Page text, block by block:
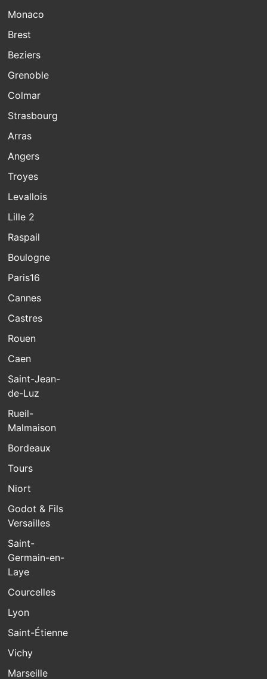
Monaco
Brest
Beziers
Grenoble
Colmar
Strasbourg
Arras
Angers
Troyes
Levallois
Lille 2
Raspail
Boulogne
Paris16
Cannes
Castres
Rouen
Caen
Saint-Jean-
de-Luz
Rueil-
Malmaison
Bordeaux
Tours
Niort
Godot & Fils
Versailles
Saint-
Germain-en-
Laye
Courcelles
Lyon
Saint-Étienne
Vichy
Marseille